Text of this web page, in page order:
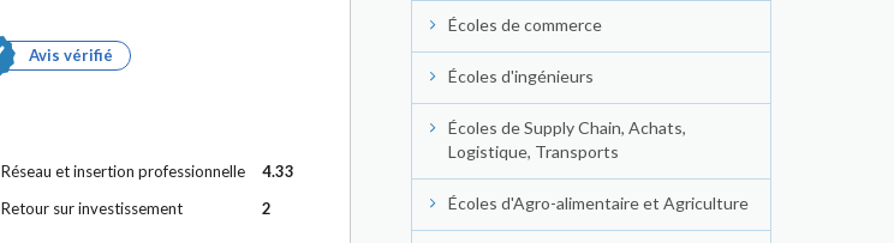
Avis vérifié
Réseau et insertion professionnelle
4.33
Retour sur investissement
2
Écoles de commerce
Écoles d'ingénieurs
Écoles de Supply Chain, Achats,
Logistique, Transports
Écoles d'Agro-alimentaire et Agriculture